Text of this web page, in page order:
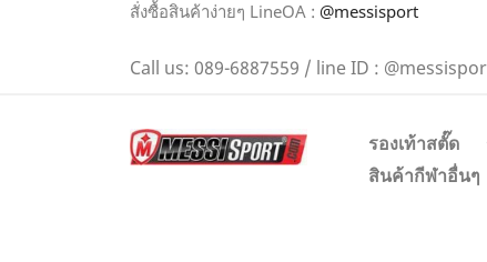
สั่งซื้อสินค้าง่ายๆ LineOA : @messisport
Call us: 089-6887559 / line ID :
รองเท้าสตั๊ด
สินค้ากีฬาอื่นๆ